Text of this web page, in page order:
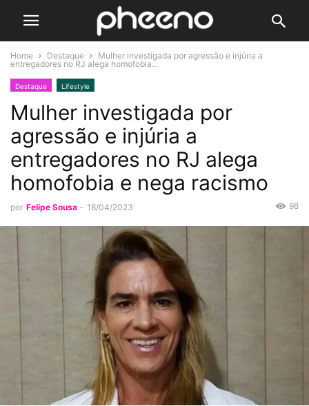
Home Destaque
Mulher investigada por agressão e injúria a
entregadores no RJ alega homofobia...
Destaque Lifestyle
Mulher investigada por
agressão e injúria a
entregadores no RJ alega
homofobia e nega racismo
por Felipe Sousa - 18/04/2023 98